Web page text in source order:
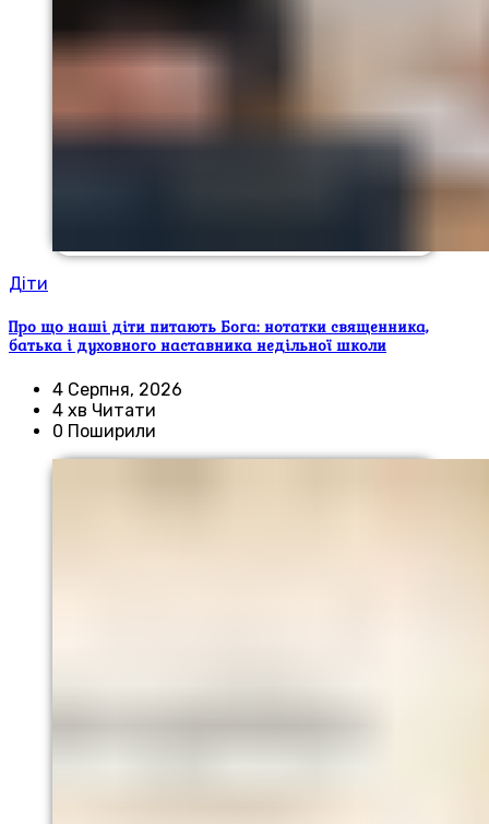
Діти
Про що наші діти питають Бога: нотатки священника,
батька і духовного наставника недільної школи
4 Серпня, 2026
4 хв Читати
0 Поширили